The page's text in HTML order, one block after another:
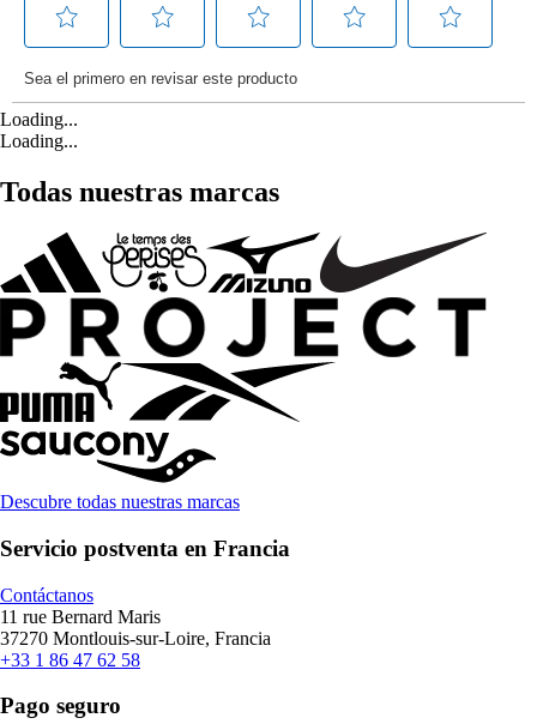
Loading...
Loading...
Todas nuestras marcas
Descubre todas nuestras marcas
Servicio postventa en Francia
Contáctanos
11 rue Bernard Maris
37270 Montlouis-sur-Loire, Francia
+33 1 86 47 62 58
Pago seguro